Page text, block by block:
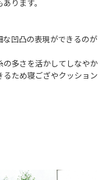
ります。
凹凸の表現ができるのが
多さを活かしてしなやか
ため寝ござやクッション